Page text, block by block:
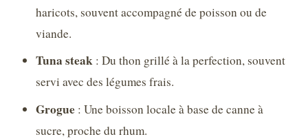
haricots, souvent accompagné de poisson ou de
viande.
Tuna steak : Du thon grillé à la perfection, souvent
servi avec des légumes frais.
Grogue : Une boisson locale à base de canne à
sucre, proche du rhum.